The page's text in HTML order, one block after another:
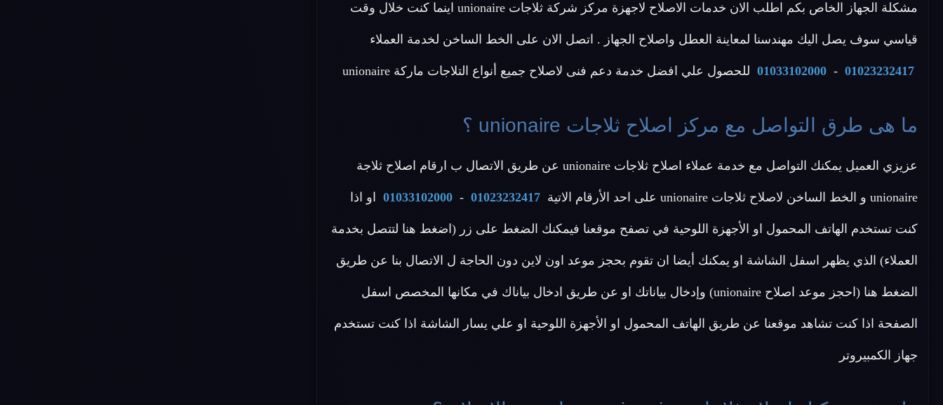
مشكلة الجهاز الخاص بكم اطلب الان خدمات الاصلاح لاجهزة مركز شركة ثلاجات unionaire اينما كنت خلال وقت
قياسي سوف يصل اليك مهندسنا لمعاينة العطل واصلاح الجهاز . اتصل الان على الخط الساخن لخدمة العملاء
01023232417
-
01033102000 للحصول علي افضل خدمة دعم فنى لاصلاح جميع أنواع التلاجات ماركة unionaire
ما هى طرق التواصل مع مركز اصلاح ثلاجات unionaire ؟
عزيزي العميل يمكنك التواصل مع خدمة عملاء اصلاح ثلاجات unionaire عن طريق الاتصال ب ارقام اصلاح ثلاجة
unionaire و الخط الساخن لاصلاح ثلاجات unionaire على احد الأرقام الاتية 01023232417
-
01033102000 او اذا
كنت تستخدم الهاتف المحمول او الأجهزة اللوحية في تصفح موقعنا فيمكنك الضغط على زر (اضغط هنا لتتصل بخدمة
العملاء) الذي يظهر اسفل الشاشة او يمكنك أيضا ان تقوم بحجز موعد اون لاين دون الحاجة ل الاتصال بنا عن طريق
الضغط هنا (احجز موعد اصلاح unionaire) وإدخال بياناتك او عن طريق ادخال بياناك في مكانها المخصص اسفل
الصفحة اذا كنت تشاهد موقعنا عن طريق الهاتف المحمول او الأجهزة اللوحية او علي يسار الشاشة اذا كنت تستخدم
جهاز الكمبيروتر